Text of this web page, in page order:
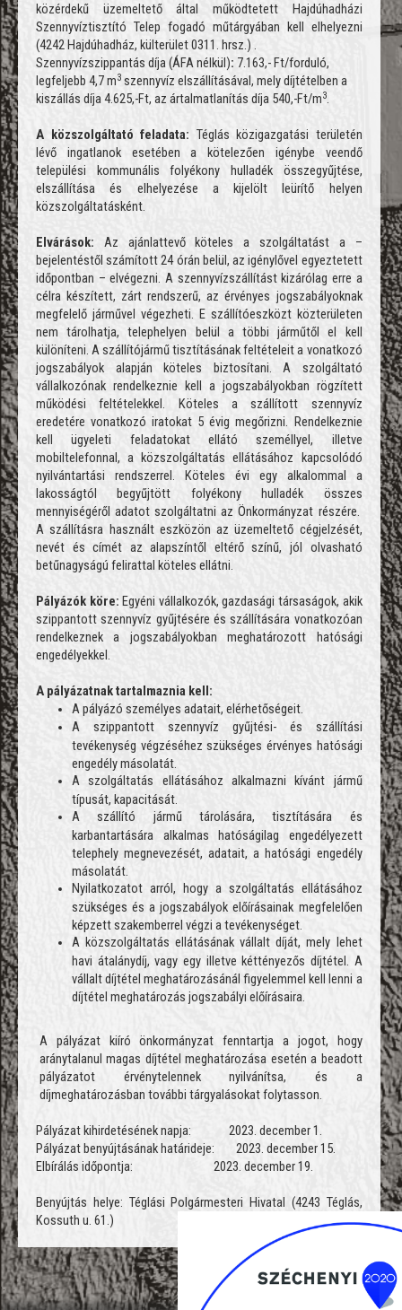
közérdekű üzemeltető által működtetett Hajdúhadházi
Szennyvíztisztító Telep fogadó műtárgyában kell elhelyezni
(4242 Hajdúhadház, külterület 0311. hrsz.) .
Szennyvízszippantás díja(ÁFA nélkül): 7.163,- Ft/forduló,
legfeljebb 4,7 m3 szennyvíz elszállításával, mely díjtételben a
kiszállás díja 4.625,-Ft, az ártalmatlanítás díja 540,-Ft/m3.
A közszolgáltató feladata: Téglás közigazgatási területén
lévő ingatlanok esetében a kötelezően igénybe veendő
települési kommunális folyékony hulladék összegyűjtése,
elszállítása és elhelyezése a kijelölt leürítő helyen
közszolgáltatásként.
Elvárások: Az ajánlattevő köteles a szolgáltatást a –
bejelentéstől számított 24 órán belül, az igénylővel egyeztetett
időpontban – elvégezni. A szennyvízszállítást kizárólag erre a
célra készített, zárt rendszerű, az érvényes jogszabályoknak
megfelelő járművel végezheti. E szállítóeszközt közterületen
nem tárolhatja, telephelyen belül a többi járműtől el kell
különíteni. A szállítójármű tisztításának feltételeit a vonatkozó
jogszabályok alapján köteles biztosítani. A szolgáltató
vállalkozónak rendelkeznie kell a jogszabályokban rögzített
működési feltételekkel. Köteles a szállított szennyvíz
eredetére vonatkozó iratokat 5 évig megőrizni. Rendelkeznie
kell ügyeleti feladatokat ellátó személlyel, illetve
mobiltelefonnal, a közszolgáltatás ellátásához kapcsolódó
nyilvántartási rendszerrel. Köteles évi egy alkalommal a
lakosságtól begyűjtött folyékony hulladék összes
mennyiségéről adatot szolgáltatni az Önkormányzat részére.
A szállításra használt eszközön az üzemeltető cégjelzését,
nevét és címét az alapszíntől eltérő színű, jól olvasható
betűnagyságú felirattal köteles ellátni.
Pályázók köre: Egyéni vállalkozók, gazdasági társaságok, akik
szippantott szennyvíz gyűjtésére és szállítására vonatkozóan
rendelkeznek a jogszabályokban meghatározott hatósági
engedélyekkel.
A pályázatnak tartalmaznia kell:
A pályázó személyes adatait, elérhetőségeit.
A szippantott szennyvíz gyűjtési- és szállítási
tevékenység végzéséhez szükséges érvényes hatósági
engedély másolatát.
A szolgáltatás ellátásához alkalmazni kívánt jármű
típusát, kapacitását.
A szállító jármű tárolására, tisztítására és
karbantartására alkalmas hatóságilag engedélyezett
telephely megnevezését, adatait, a hatósági engedély
másolatát.
Nyilatkozatot arról, hogy a szolgáltatás ellátásához
szükséges és a jogszabályok előírásainak megfelelően
képzett szakemberrel végzi a tevékenységet.
A közszolgáltatás ellátásának vállalt díját, mely lehet
havi átalánydíj, vagy egy illetve kéttényezős díjtétel. A
vállalt díjtétel meghatározásánál figyelemmel kell lenni a
díjtétel meghatározás jogszabályi előírásaira.
A pályázat kiíró önkormányzat fenntartja a jogot, hogy
aránytalanul magas díjtétel meghatározása esetén a beadott
pályázatot érvénytelennek nyilvánítsa, és a
díjmeghatározásban további tárgyalásokat folytasson.
Pályázat kihirdetésének napja: 2023. december 1.
Pályázat benyújtásának határideje: 2023. december 15.
Elbírálás időpontja: 2023. december 19.
Benyújtás helye: Téglási Polgármesteri Hivatal (4243 Téglás,
Kossuth u. 61.)
';